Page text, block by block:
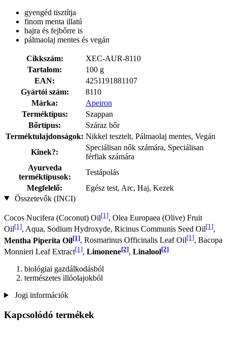
gyengéd tisztítja
finom menta illatú
hajra és fejbőrre is
pálmaolaj mentes és vegán
Cikkszám:
XEC-AUR-8110
Tartalom:
100 g
EAN:
4251191881107
Gyártói szám:
8110
Márka:
Apeiron
Terméktípus:
Szappan
Bőrtípus:
Száraz bőr
Terméktulajdonságok: Nikkel tesztelt, Pálmaolaj mentes, Vegán
Kinek?:
Speciálisan nők számára, Speciálisan
férfiak számára
Ayurveda
terméktípusok:
Testápolás
Megfelelő:
Egész test, Arc, Haj, Kezek
Összetevők (INCI)
Cocos Nucifera (Coconut) Oil[1], Olea Europaea (Olive) Fruit
Oil[1], Aqua, Sodium Hydroxyde, Ricinus Communis Seed Oil[1],
Mentha Piperita Oil[1], Rosmarinus Officinalis Leaf Oil[1], Bacopa
Monnieri Leaf Extract[1], Limonene[2], Linalool[2]
biológiai gazdálkodásból
természetes illóolajokból
Jogi információk
Kapcsolódó termékek